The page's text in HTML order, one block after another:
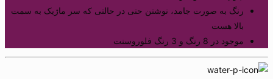
رنگ به صورت جامد، نوشتن حتی در حالتی که سر ماژیک به سمت
بالا هست
موجود در 8 رنگ و 3 رنگ فلوروسنت